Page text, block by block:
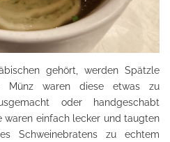
gehört, werden Spätzle
Münz waren diese etwas zu
oder handgeschabt
waren einfach lecker und taugten
Schweinebratens zu echtem